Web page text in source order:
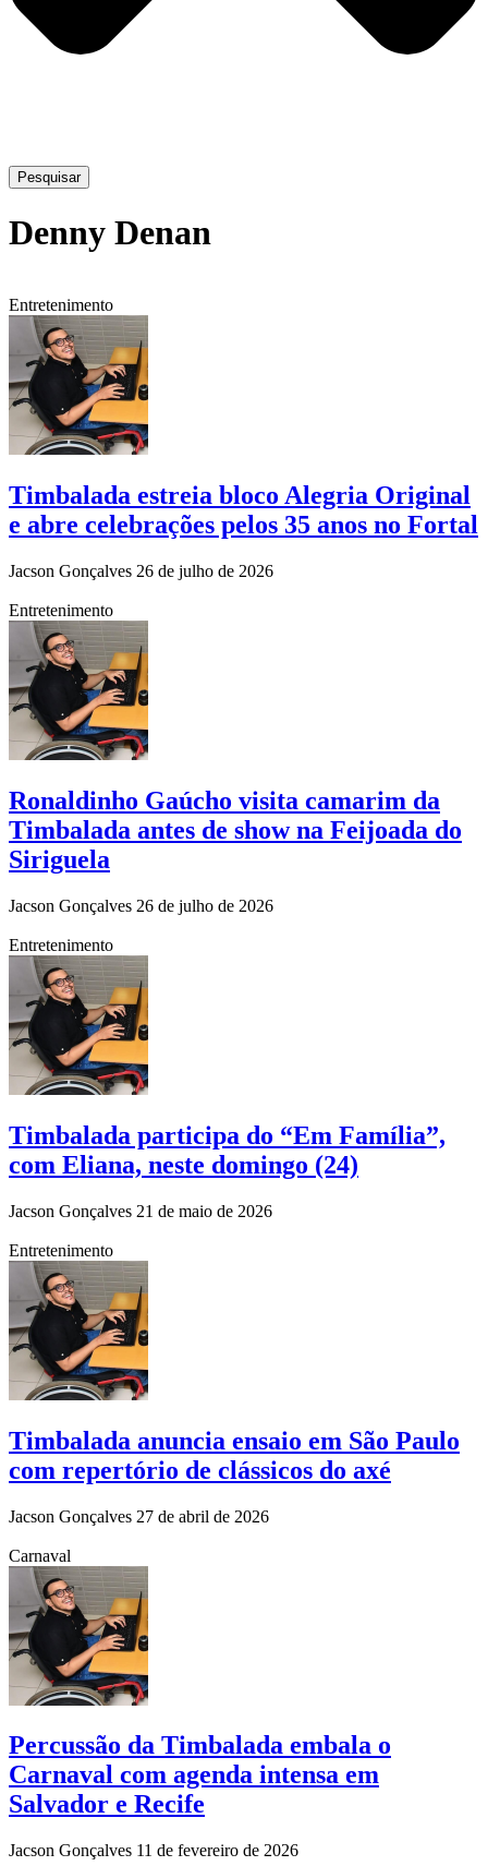
Pesquisar
Denny Denan
Entretenimento
Timbalada estreia bloco Alegria Original
e abre celebrações pelos 35 anos no Fortal
Jacson Gonçalves 26 de julho de 2026
Entretenimento
Ronaldinho Gaúcho visita camarim da
Timbalada antes de show na Feijoada do
Siriguela
Jacson Gonçalves 26 de julho de 2026
Entretenimento
Timbalada participa do “Em Família”,
com Eliana, neste domingo (24)
Jacson Gonçalves 21 de maio de 2026
Entretenimento
Timbalada anuncia ensaio em São Paulo
com repertório de clássicos do axé
Jacson Gonçalves 27 de abril de 2026
Carnaval
Percussão da Timbalada embala o
Carnaval com agenda intensa em
Salvador e Recife
Jacson Gonçalves 11 de fevereiro de 2026